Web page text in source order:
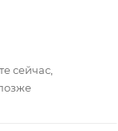
сейчас,